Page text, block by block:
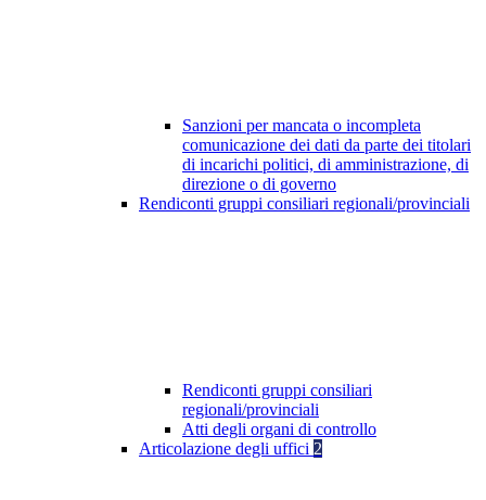
Sanzioni per mancata o incompleta
comunicazione dei dati da parte dei titolari
di incarichi politici, di amministrazione, di
direzione o di governo
Rendiconti gruppi consiliari regionali/provinciali
Rendiconti gruppi consiliari
regionali/provinciali
Atti degli organi di controllo
Articolazione degli uffici 2